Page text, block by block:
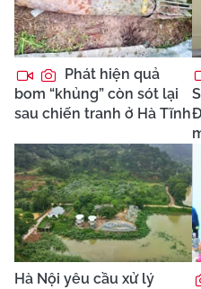
Phát hiện quả
bom “khủng” còn sót lại
sau chiến tranh ở Hà Tĩnh
Hà Nội yêu cầu xử lý